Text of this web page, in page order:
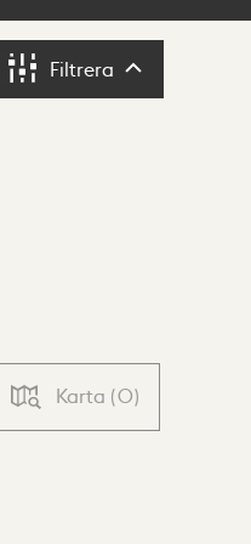
Filtrera Filtrera
Karta (0)